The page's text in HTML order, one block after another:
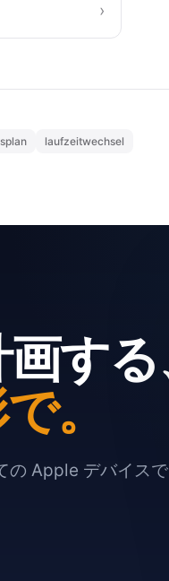
›
laufzeitwechsel
する
。
Apple デバイス